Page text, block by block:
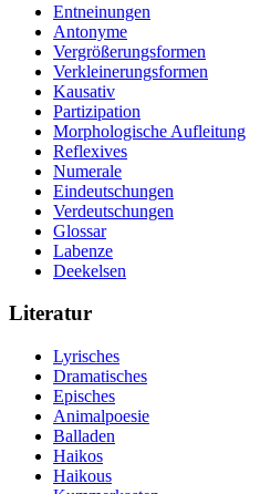
Entneinungen
Antonyme
Vergrößerungsformen
Verkleinerungsformen
Kausativ
Partizipation
Morphologische Aufleitung
Reflexives
Numerale
Eindeutschungen
Verdeutschungen
Glossar
Labenze
Deekelsen
Literatur
Lyrisches
Dramatisches
Episches
Animalpoesie
Balladen
Haikos
Haikous